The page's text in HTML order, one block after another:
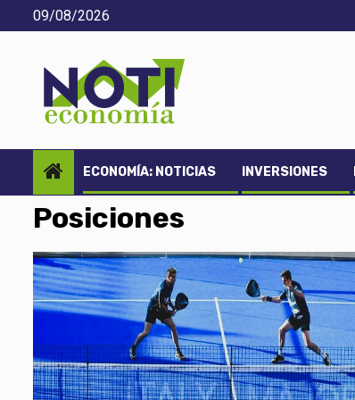
Saltar
al
09/08/2026
ECONOMÍA: NOTICIAS INVERSIONES
Posiciones